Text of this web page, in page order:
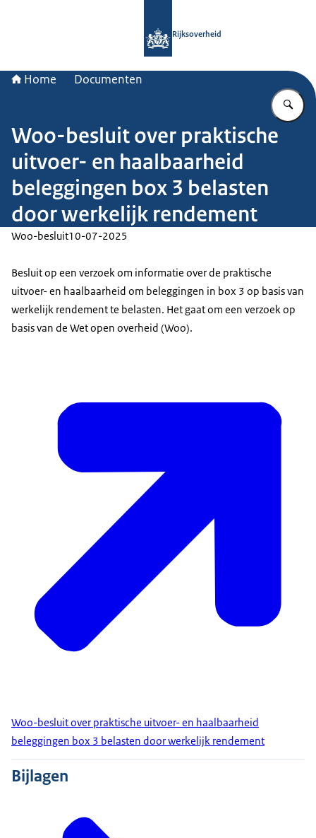
Rijksoverheid
Home Documenten
Woo-besluit over praktische
uitvoer- en haalbaarheid
beleggingen box 3 belasten
door werkelijk rendement
Woo-besluit10-07-2025
Besluit op een verzoek om informatie over de praktische
uitvoer- en haalbaarheid om beleggingen in box 3 op basis van
werkelijk rendement te belasten. Het gaat om een verzoek op
basis van de Wet open overheid (Woo).
Woo-besluit over praktische uitvoer- en haalbaarheid
beleggingen box 3 belasten door werkelijk rendement
Bijlagen